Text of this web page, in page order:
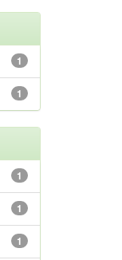
1
1
1
1
1